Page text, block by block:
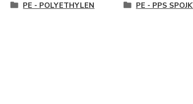
PE - POLYETHYLEN PE - PPS